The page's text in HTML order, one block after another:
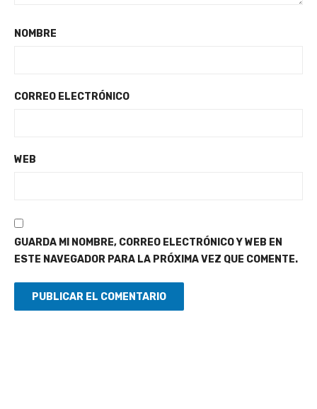
NOMBRE
CORREO ELECTRÓNICO
WEB
GUARDA MI NOMBRE, CORREO ELECTRÓNICO Y WEB EN
ESTE NAVEGADOR PARA LA PRÓXIMA VEZ QUE COMENTE.